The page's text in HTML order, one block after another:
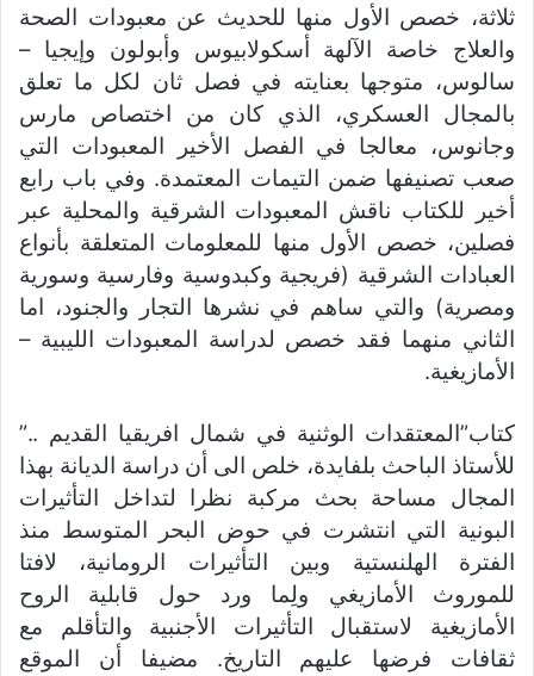
ثلاثة، خصص الأول منها للحديث عن معبودات الصحة
والعلاج خاصة الآلهة أسكولابيوس وأبولون وإيجيا –
سالوس، متوجها بعنايته في فصل ثان لكل ما تعلق
بالمجال العسكري، الذي كان من اختصاص مارس
وجانوس، معالجا في الفصل الأخير المعبودات التي
صعب تصنيفها ضمن التيمات المعتمدة. وفي باب رابع
أخير للكتاب ناقش المعبودات الشرقية والمحلية عبر
فصلين، خصص الأول منها للمعلومات المتعلقة بأنواع
العبادات الشرقية (فريجية وكبدوسية وفارسية وسورية
ومصرية) والتي ساهم في نشرها التجار والجنود، اما
الثاني منهما فقد خصص لدراسة المعبودات الليبية –
الأمازيغية.
كتاب”المعتقدات الوثنية في شمال افريقيا القديم ..”
للأستاذ الباحث بلفايدة، خلص الى أن دراسة الديانة بهذا
المجال مساحة بحث مركبة نظرا لتداخل التأثيرات
البونية التي انتشرت في حوض البحر المتوسط منذ
الفترة الهلنستية وبين التأثيرات الرومانية، لافتا
للموروث الأمازيغي ولِما ورد حول قابلية الروح
الأمازيغية لاستقبال التأثيرات الأجنبية والتأقلم مع
ثقافات فرضها عليهم التاريخ. مضيفا أن الموقع